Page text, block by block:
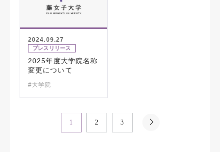
2024.09.27
プレスリリース
2025年度大学院名称
変更について
#大学院
1 2 3